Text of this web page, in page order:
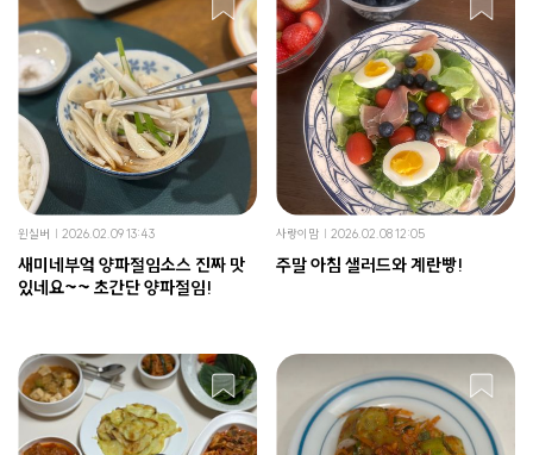
윈실버 2026.02.09 13:43
새미네부엌 양파절임소스 진짜 맛
있네요~~ 초간단 양파절임!
사랑이맘 2026.02.08 12:05
주말 아침 샐러드와 계란빵!